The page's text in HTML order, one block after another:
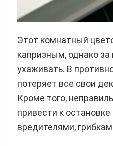
Этот комнатный
капризным, однако
ухаживать. В
потеряет все свои
Кроме того,
привести к
вредителями,